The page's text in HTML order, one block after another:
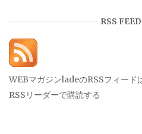
RSS FEED
WEBマガジンladeのRSSフィード
RSSリーダーで購読する